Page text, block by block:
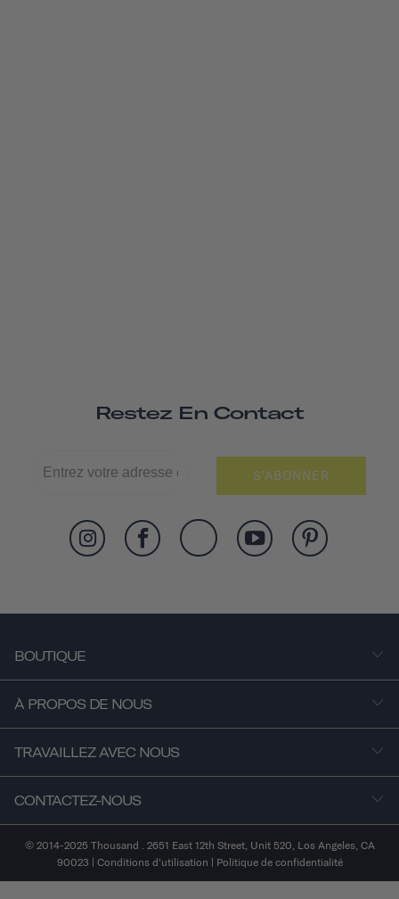
Restez En Contact
S'ABONNER
BOUTIQUE
À PROPOS DE NOUS
TRAVAILLEZ AVEC NOUS
CONTACTEZ-NOUS
© 2014-2025 Thousand . 2651 East 12th Street, Unit 520, Los Angeles, CA
90023 | Conditions d'utilisation | Politique de confidentialité